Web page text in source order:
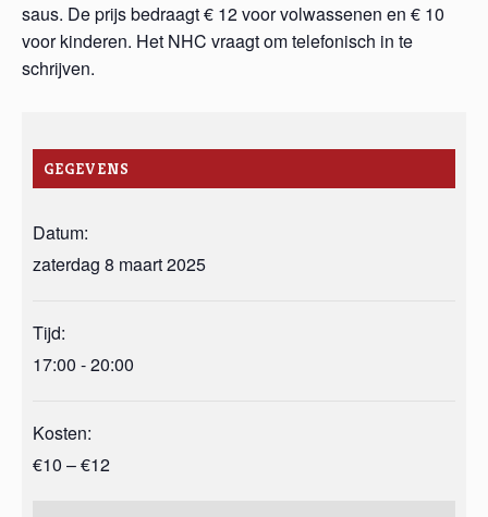
saus. De prijs bedraagt € 12 voor volwassenen en € 10
voor kinderen. Het NHC vraagt om telefonisch in te
schrijven.
GEGEVENS
Datum:
zaterdag 8 maart 2025
Tijd:
17:00 - 20:00
Kosten:
€10 – €12